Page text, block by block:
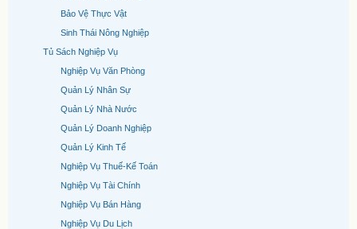
Bảo Vệ Thực Vật
Sinh Thái Nông Nghiệp
Tủ Sách Nghiệp Vụ
Nghiệp Vụ Văn Phòng
Quản Lý Nhân Sự
Quản Lý Nhà Nước
Quản Lý Doanh Nghiệp
Quản Lý Kinh Tế
Nghiệp Vụ Thuế-Kế Toán
Nghiệp Vụ Tài Chính
Nghiệp Vụ Bán Hàng
Nghiệp Vụ Du Lịch